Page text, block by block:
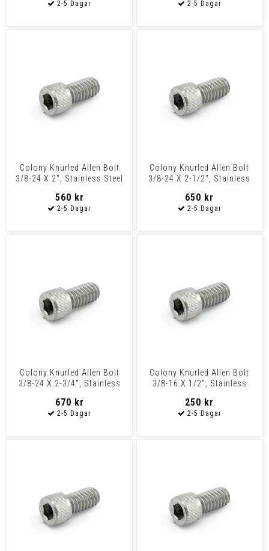
Colony Knurled Allen Bolt
3/8-24 X 2", Stainless Steel
560 kr
Colony Knurled Allen Bolt
3/8-24 X 2-1/2", Stainless
650 kr
Colony Knurled Allen Bolt
3/8-24 X 2-3/4", Stainless
670 kr
Colony Knurled Allen Bolt
3/8-16 X 1/2", Stainless
250 kr